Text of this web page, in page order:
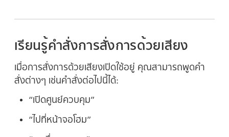
เรียนรู้คำสั่งการสั่งการด้วยเสียง
เมื่อการสั่งการด้วยเสียงเปิดใช้อยู่ คุณสามารถพูดคำ
สั่งต่างๆ เช่นคำสั่งต่อไปนี้ได้:
“เปิดศูนย์ควบคุม”
“ไปที่หน้าจอโฮม”